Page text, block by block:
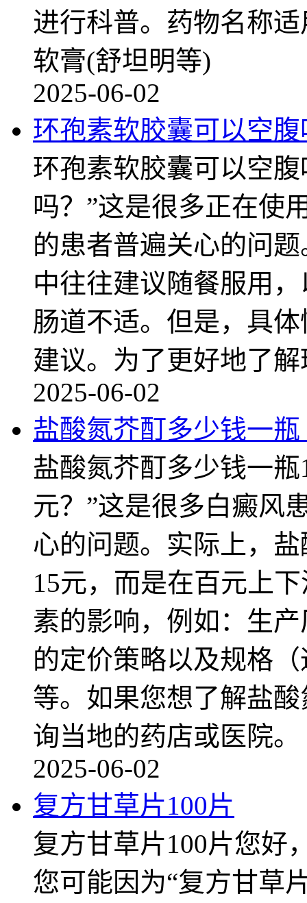
进行科普。药物名称
软膏(舒坦明等)
2025-06-02
环孢素软胶囊可以空腹
环孢素软胶囊可以空
吗？”这是很多正在使
的患者普遍关心的问
中往往建议随餐服用
肠道不适。但是，具
建议。为了更好地了解
2025-06-02
盐酸氮芥酊多少钱一瓶
盐酸氮芥酊多少钱一
元？”这是很多白癜风
心的问题。实际上，
15元，而是在百元上
素的影响，例如：生
的定价策略以及规格
等。如果您想了解盐
询当地的药店或医院。
2025-06-02
复方甘草片100片
复方甘草片100片您好
您可能因为“复方甘草